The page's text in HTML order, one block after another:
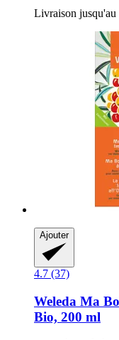
Livraison jusqu'au
Ajouter
4.7 (37)
Weleda Ma
Bio, 200 ml